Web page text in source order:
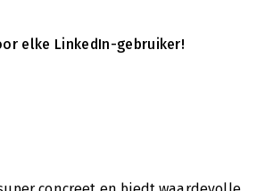
elke LinkedIn-gebruiker!